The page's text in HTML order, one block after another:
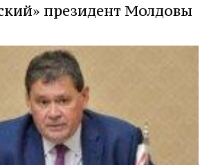
президент Молдовы